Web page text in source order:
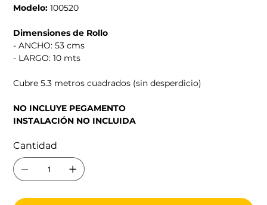
Modelo: 100520
Dimensiones de Rollo
- ANCHO: 53 cms
- LARGO: 10 mts
Cubre 5.3 metros cuadrados (sin desperdicio)
NO INCLUYE PEGAMENTO
INSTALACIÓN NO INCLUIDA
Cantidad